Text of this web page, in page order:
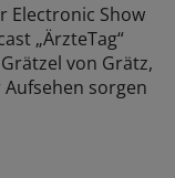
Electronic Show
„ÄrzteTag“
von Grätz,
sorgen